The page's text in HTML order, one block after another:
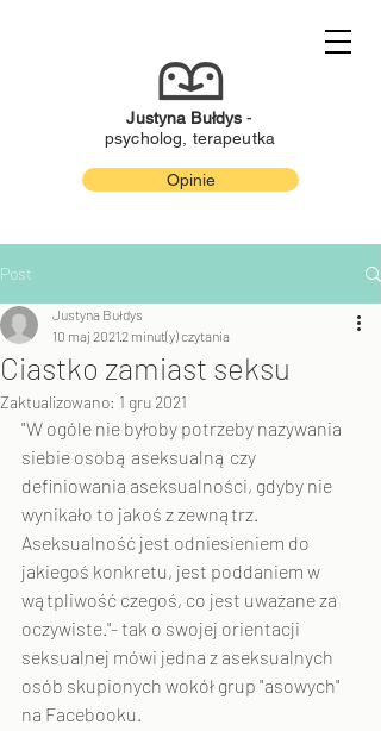
Justyna Bułdys -
psycholog, terapeutka
Opinie
Post
Ciastko zamiast seksu
Justyna Bułdys
10 maj 20212 minut(y) czytania
Zaktualizowano: 1 gru 2021
"W ogóle nie byłoby potrzeby nazywania
siebie osobą aseksualną czy
definiowania aseksualności, gdyby nie
wynikało to jakoś z zewnątrz.
Aseksualność jest odniesieniem do
jakiegoś konkretu, jest poddaniem w
wątpliwość czegoś, co jest uważane za
oczywiste."- tak o swojej orientacji
seksualnej mówi jedna z aseksualnych
osób skupionych wokół grup "asowych"
na Facebooku.